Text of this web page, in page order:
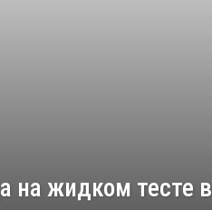
на жидком тесте в